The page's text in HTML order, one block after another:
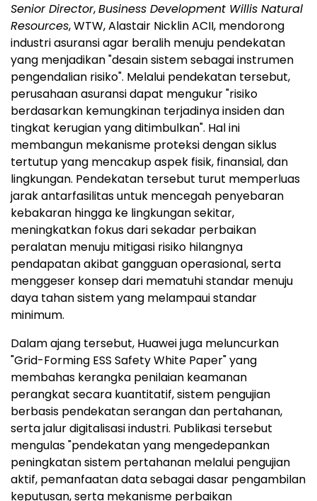
Senior Director,Business Development Willis Natural
Resources, WTW, Alastair Nicklin ACII, mendorong
industri asuransi agar beralih menuju pendekatan
yang menjadikan "desain sistem sebagai instrumen
pengendalian risiko". Melalui pendekatan tersebut,
perusahaan asuransi dapat mengukur "risiko
berdasarkan kemungkinan terjadinya insiden dan
tingkat kerugian yang ditimbulkan". Hal ini
membangun mekanisme proteksi dengan siklus
tertutup yang mencakup aspek fisik, finansial, dan
lingkungan. Pendekatan tersebut turut memperluas
jarak antarfasilitas untuk mencegah penyebaran
kebakaran hingga ke lingkungan sekitar,
meningkatkan fokus dari sekadar perbaikan
peralatan menuju mitigasi risiko hilangnya
pendapatan akibat gangguan operasional, serta
menggeser konsep dari mematuhi standar menuju
daya tahan sistem yang melampaui standar
minimum.
Dalam ajang tersebut, Huawei juga meluncurkan
"Grid-Forming ESS Safety White Paper" yang
membahas kerangka penilaian keamanan
perangkat secara kuantitatif, sistem pengujian
berbasis pendekatan serangan dan pertahanan,
serta jalur digitalisasi industri. Publikasi tersebut
mengulas "pendekatan yang mengedepankan
peningkatan sistem pertahanan melalui pengujian
aktif, pemanfaatan data sebagai dasar pengambilan
keputusan, serta mekanisme perbaikan